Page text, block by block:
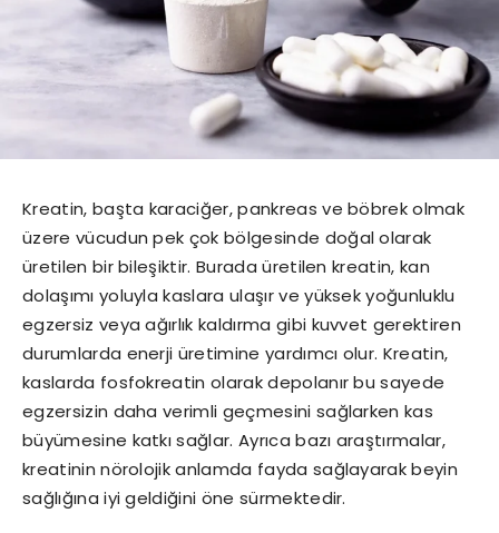
Kreatin, başta karaciğer, pankreas ve böbrek olmak
üzere vücudun pek çok bölgesinde doğal olarak
üretilen bir bileşiktir. Burada üretilen kreatin, kan
dolaşımı yoluyla kaslara ulaşır ve yüksek yoğunluklu
egzersiz veya ağırlık kaldırma gibi kuvvet gerektiren
durumlarda enerji üretimine yardımcı olur. Kreatin,
kaslarda fosfokreatin olarak depolanır bu sayede
egzersizin daha verimli geçmesini sağlarken kas
büyümesine katkı sağlar. Ayrıca bazı araştırmalar,
kreatinin nörolojik anlamda fayda sağlayarak beyin
sağlığına iyi geldiğini öne sürmektedir.